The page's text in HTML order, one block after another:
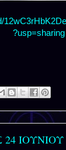
?usp=sharing
ΙΟΥΝΙΟΥ